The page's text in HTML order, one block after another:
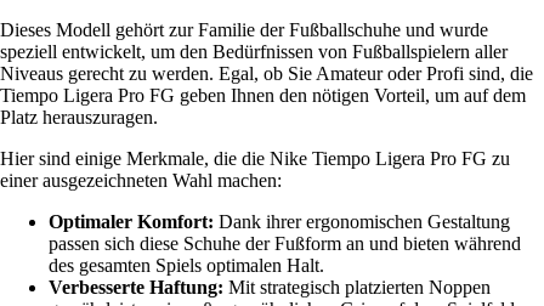
Dieses Modell gehört zur Familie der Fußballschuhe und wurde
speziell entwickelt, um den Bedürfnissen von Fußballspielern aller
Niveaus gerecht zu werden. Egal, ob Sie Amateur oder Profi sind, die
Tiempo Ligera Pro FG geben Ihnen den nötigen Vorteil, um auf dem
Platz herauszuragen.
Hier sind einige Merkmale, die die Nike Tiempo Ligera Pro FG zu
einer ausgezeichneten Wahl machen:
Optimaler Komfort: Dank ihrer ergonomischen Gestaltung
passen sich diese Schuhe der Fußform an und bieten während
des gesamten Spiels optimalen Halt.
Verbesserte Haftung: Mit strategisch platzierten Noppen